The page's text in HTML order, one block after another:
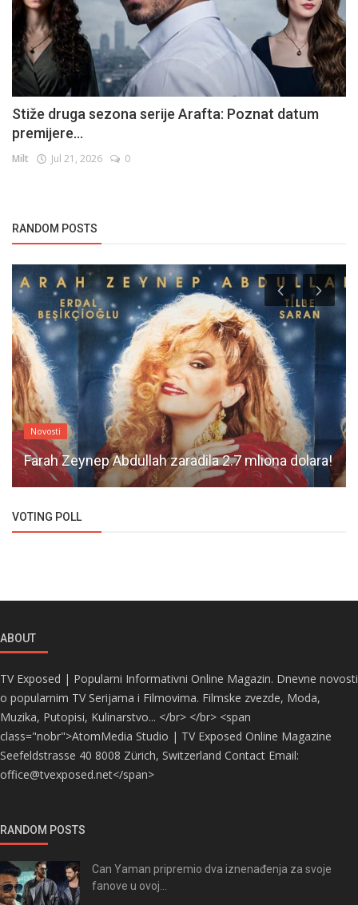
Stiže druga sezona serije Arafta: Poznat datum
premijere...
Milt Jul 21, 2026 0
RANDOM POSTS
Novosti
Farah Zeynep Abdullah zaradila 2.7 mliona dolara!
VOTING POLL
ABOUT
TV Exposed | Popularni Informativni Online Magazin. Dnevne novosti
o popularnim TV Serijama i Filmovima. Filmske zvezde, Moda,
Muzika, Putopisi, Kulinarstvo... </br> </br> <span
class="nobr">AtomMedia Studio | TV Exposed Online Magazine
Seefeldstrasse 40 8008 Zürich, Switzerland Contact Email:
office@tvexposed.net</span>
RANDOM POSTS
Can Yaman pripremio dva iznenađenja za svoje
fanove u ovoj...